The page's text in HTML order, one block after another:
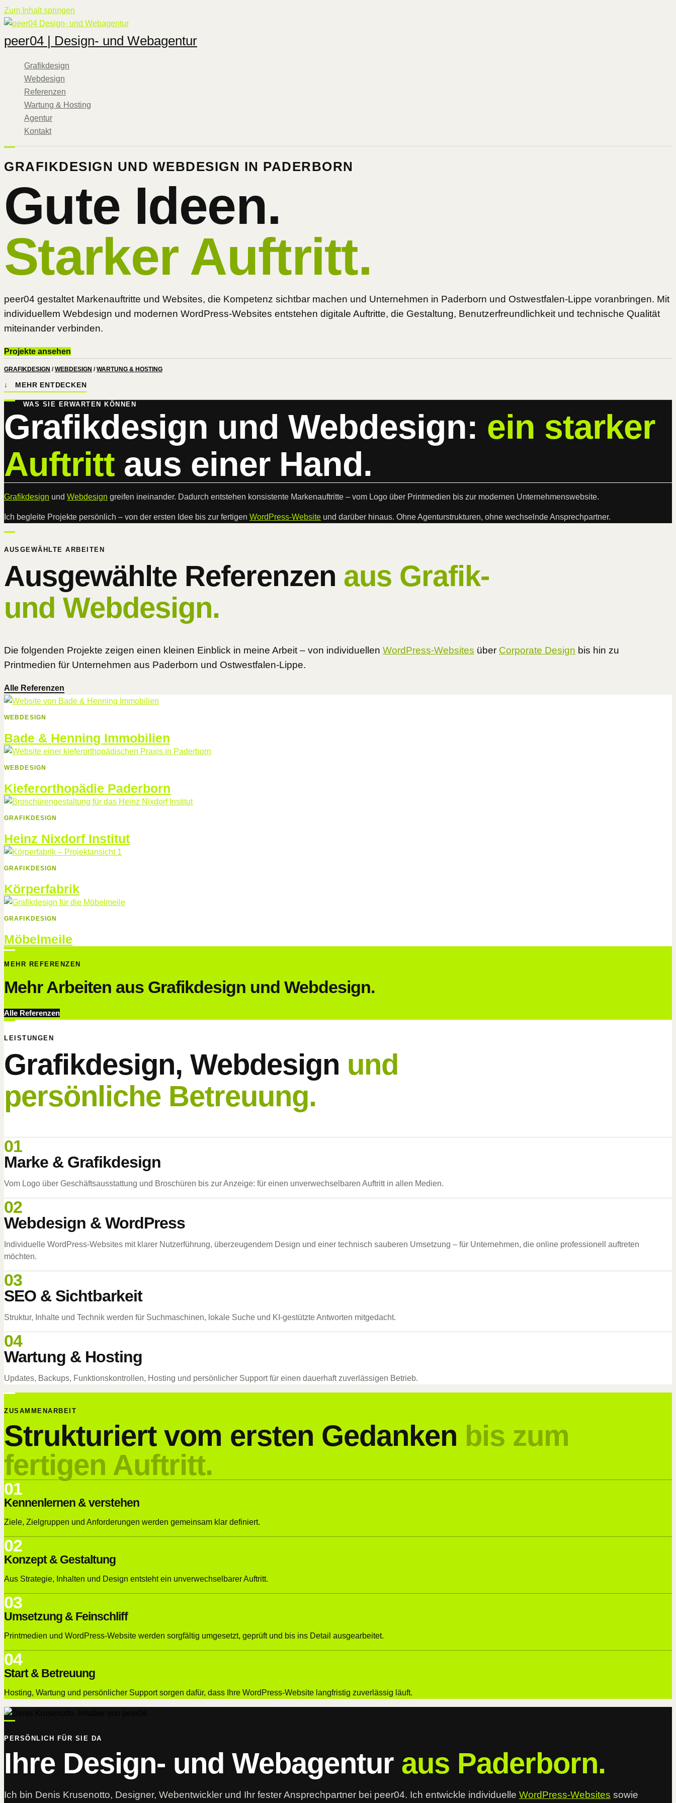
Zum Inhalt springen
peer04 | Design- und Webagentur
Grafikdesign
Webdesign
Referenzen
Wartung & Hosting
Agentur
Kontakt
GRAFIKDESIGN UND WEBDESIGN IN PADERBORN
Gute Ideen.
Starker Auftritt.
peer04 gestaltet Markenauftritte und Websites, die Kompetenz sichtbar machen und Unternehmen in Paderborn und Ostwestfalen-Lippe voranbringen. Mit
individuellem Webdesign und modernen WordPress-Websites entstehen digitale Auftritte, die Gestaltung, Benutzerfreundlichkeit und technische Qualität
miteinander verbinden.
Projekte ansehen
GRAFIKDESIGN /WEBDESIGN /WARTUNG & HOSTING
↓ MEHR ENTDECKEN
WAS SIE ERWARTEN KÖNNEN
Grafikdesign und Webdesign: ein starker
Auftritt aus einer Hand.
Grafikdesign und Webdesign greifen ineinander. Dadurch entstehen konsistente Markenauftritte – vom Logo über Printmedien bis zur modernen Unternehmenswebsite.
Ich begleite Projekte persönlich – von der ersten Idee bis zur fertigen WordPress-Website und darüber hinaus. Ohne Agenturstrukturen, ohne wechselnde Ansprechpartner.
AUSGEWÄHLTE ARBEITEN
Ausgewählte Referenzen aus Grafik-
und Webdesign.
Die folgenden Projekte zeigen einen kleinen Einblick in meine Arbeit – von individuellen WordPress-Websites über Corporate Design bis hin zu
Printmedien für Unternehmen aus Paderborn und Ostwestfalen-Lippe.
Alle Referenzen
WEBDESIGN
Bade & Henning Immobilien
WEBDESIGN
Kieferorthopädie Paderborn
GRAFIKDESIGN
Heinz Nixdorf Institut
GRAFIKDESIGN
Körperfabrik
GRAFIKDESIGN
Möbelmeile
MEHR REFERENZEN
Mehr Arbeiten aus Grafikdesign und Webdesign.
Alle Referenzen
LEISTUNGEN
Grafikdesign, Webdesign und
persönliche Betreuung.
01
Marke & Grafikdesign
Vom Logo über Geschäftsausstattung und Broschüren bis zur Anzeige: für einen unverwechselbaren Auftritt in allen Medien.
02
Webdesign & WordPress
Individuelle WordPress-Websites mit klarer Nutzerführung, überzeugendem Design und einer technisch sauberen Umsetzung – für Unternehmen, die online professionell auftreten
möchten.
03
SEO & Sichtbarkeit
Struktur, Inhalte und Technik werden für Suchmaschinen, lokale Suche und KI-gestützte Antworten mitgedacht.
04
Wartung & Hosting
Updates, Backups, Funktionskontrollen, Hosting und persönlicher Support für einen dauerhaft zuverlässigen Betrieb.
ZUSAMMENARBEIT
Strukturiert vom ersten Gedanken bis zum
fertigen Auftritt.
01
Kennenlernen & verstehen
Ziele, Zielgruppen und Anforderungen werden gemeinsam klar definiert.
02
Konzept & Gestaltung
Aus Strategie, Inhalten und Design entsteht ein unverwechselbarer Auftritt.
03
Umsetzung & Feinschliff
Printmedien und WordPress-Website werden sorgfältig umgesetzt, geprüft und bis ins Detail ausgearbeitet.
04
Start & Betreuung
Hosting, Wartung und persönlicher Support sorgen dafür, dass Ihre WordPress-Website langfristig zuverlässig läuft.
PERSÖNLICH FÜR SIE DA
Ihre Design- und Webagentur aus Paderborn.
Ich bin Denis Krusenotto, Designer, Webentwickler und Ihr fester Ansprechpartner bei peer04. Ich entwickle individuelle WordPress-Websites sowie